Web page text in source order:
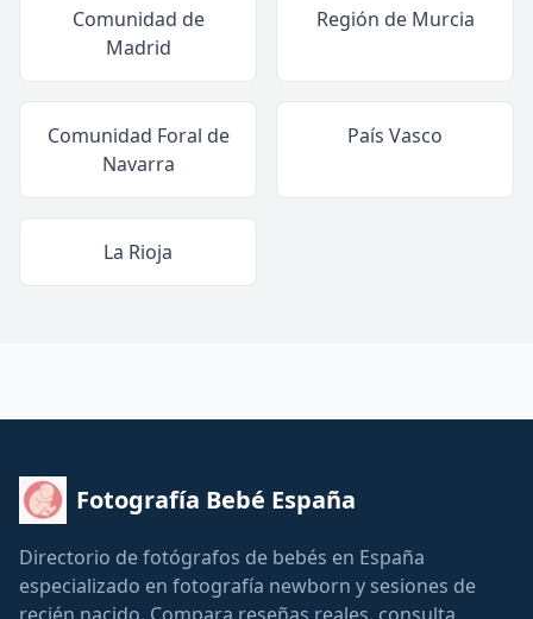
Comunidad de
Madrid
Región de Murcia
Comunidad Foral de
Navarra
País Vasco
La Rioja
Fotografía Bebé España
Directorio de fotógrafos de bebés en España
especializado en fotografía newborn y sesiones de